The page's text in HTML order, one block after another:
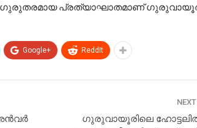
ഇത് ഗുരുതരമായ പ്രത്യാഘാതമാണ്
Google+ ReddIt
ഗുരുവായൂരിലെ